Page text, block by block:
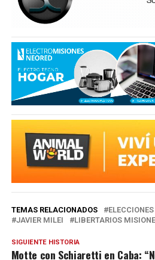
TEMAS RELACIONADOS
JAVIER MILEI
LIBERTARIOS
SIGUIENTE HISTORIA
Motte con Schiaretti en Caba: